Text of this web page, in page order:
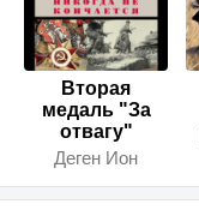
Вторая
медаль "За
отвагу"
Деген Ион